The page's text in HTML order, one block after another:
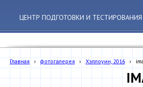
ЦЕНТР ПОДГОТОВКИ И
Главная › фотогалерея › Хэллоуин, 2016 ›